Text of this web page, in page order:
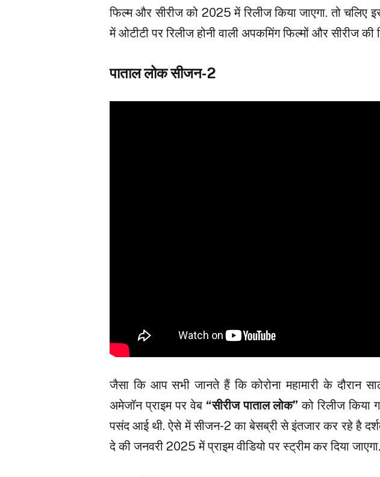
फिल्म और सीरीज को 2025 में रिलीज किया जाएगा. तो
में ओटीटी पर रिलीज होनी वाली अपकमिंग फिल्मों और सीरीज
पाताल लोक सीजन-2
जैसा कि आप सभी जानते हैं कि कोरोना महामारी के दौरान
अमेजॉन प्राइम पर वेब“सीरीज पाताल लोक” को रिलीज किया
पसंद आई थी. ऐसे में सीजन-2 का बेसब्री से इंतजार कर रहे है
दे की जनवरी 2025 में प्राइम वीडियो पर स्ट्रीम कर दिया जाएगा.